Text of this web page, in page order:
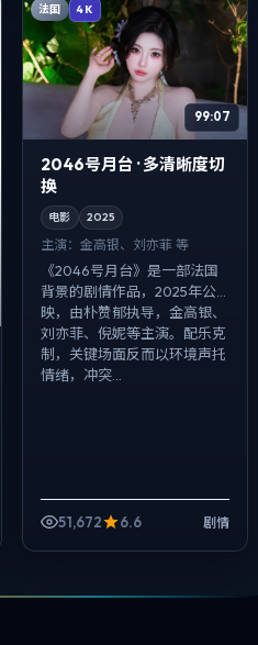
法国 4K
99:07
2046号月台 · 多清晰度切
换
电影 2025
主演： 金高银、刘亦菲 等
《2046号月台》是一部法国
背景的剧情作品，2025年公
映，由朴赞郁执导，金高银、
刘亦菲、倪妮等主演。配乐克
制，关键场面反而以环境声托
情绪，冲突...
51,672 6.6 剧情